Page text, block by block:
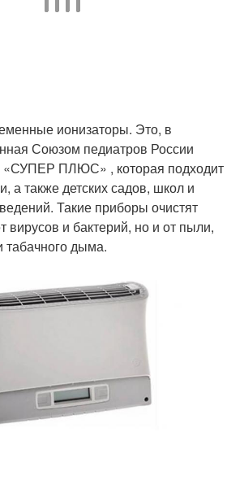
ионизаторы. Это, в
Союзом педиатров России
«СУПЕР ПЛЮС» , которая подходит
а также детских садов, школ и
Такие приборы очистят
вирусов и бактерий, но и от пыли,
табачного дыма.